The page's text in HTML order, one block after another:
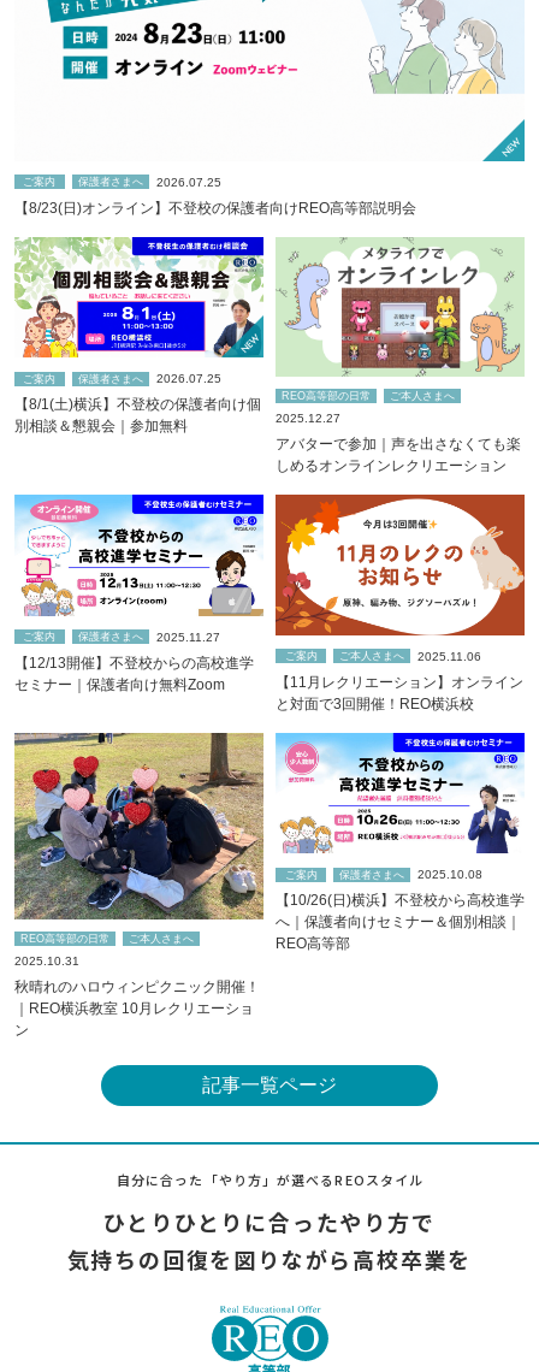
ご案内 保護者さまへ 2026.07.25
【8/23(日)オンライン】不登校の保護者向けREO高等部説明会
ご案内 保護者さまへ 2026.07.25
【8/1(土)横浜】不登校の保護者向け個
別相談＆懇親会｜参加無料
REO高等部の日常 ご本人さまへ
2025.12.27
アバターで参加｜声を出さなくても楽
しめるオンラインレクリエーション
ご案内 保護者さまへ 2025.11.27
【12/13開催】不登校からの高校進学
セミナー｜保護者向け無料Zoom
ご案内 ご本人さまへ 2025.11.06
【11月レクリエーション】オンライン
と対面で3回開催！REO横浜校
REO高等部の日常 ご本人さまへ
2025.10.31
秋晴れのハロウィンピクニック開催！
｜REO横浜教室 10月レクリエーショ
ン
ご案内 保護者さまへ 2025.10.08
【10/26(日)横浜】不登校から高校進学
へ｜保護者向けセミナー＆個別相談｜
REO高等部
記事一覧ページ
自分に合った「やり方」が選べるREOスタイル
ひとりひとりに合ったやり方で
気持ちの回復を図りながら高校卒業を